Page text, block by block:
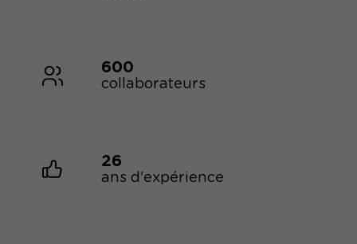
600
collaborateurs
26
ans d'expérience